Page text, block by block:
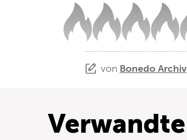
von Bonedo Archiv
Verwandte